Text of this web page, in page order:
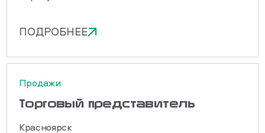
ПОДРОБНЕЕ
Продажи
Торговый представитель
Красноярск